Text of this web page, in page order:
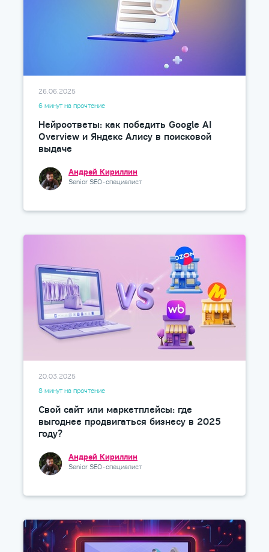
26.06.2025
6 минут на прочтение
Нейроответы: как победить Google AI
Overview и Яндекс Алису в поисковой
выдаче
Андрей Кириллин
Senior SEO-специалист
20.03.2025
8 минут на прочтение
Свой сайт или маркетплейсы: где
выгоднее продвигаться бизнесу в 2025
году?
Андрей Кириллин
Senior SEO-специалист